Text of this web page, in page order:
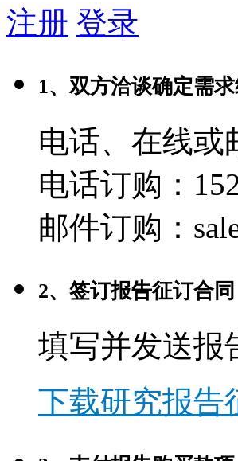
注册 登录
1、双方洽谈确定需
电话、在线或
电话订购：
邮件订购：
2、签订报告征订合同
填写并发送报
下载研究报告